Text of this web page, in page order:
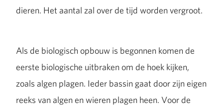
dieren. Het aantal zal over de tijd worden vergroot.
Als de biologisch opbouw is begonnen komen de
eerste biologische uitbraken om de hoek kijken,
zoals algen plagen. Ieder bassin gaat door zijn eigen
reeks van algen en wieren plagen heen. Voor de